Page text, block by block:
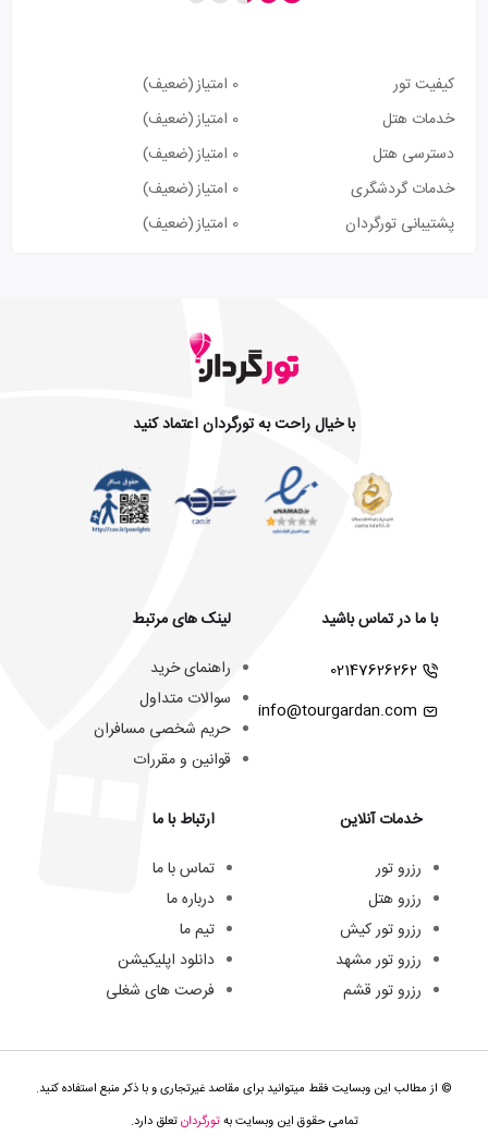
کیفیت تور 0 امتیاز
(ضعیف)
خدمات هتل
0 امتیاز
(ضعیف)
دسترسی هتل
0 امتیاز
(ضعیف)
خدمات گردشگری
0 امتیاز
(ضعیف)
پشتیبانی تورگردان
0 امتیاز (ضعیف)
با خیال راحت به تورگردان اعتماد کنید
با ما در تماس باشید
02147626262
info@tourgardan.com
خدمات آنلاین
رزرو تور
رزرو هتل
رزرو تور کیش
رزرو تور مشهد
رزرو تور قشم
لینک های مرتبط
راهنمای خرید
سوالات متداول
حریم شخصی مسافران
قوانین و مقررات
ارتباط با ما
تماس با ما
درباره ما
تیم ما
دانلود اپلیکیشن
فرصت های شغلی
© از مطالب این وبسایت فقط میتوانید برای مقاصد غیرتجاری و با ذکر منبع استفاده کنید.
تمامی حقوق این وبسایت بهتورگردانتعلق دارد.